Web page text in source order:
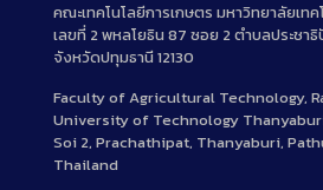
คณะเทคโนโลยีการเกษตร มหาวิทยาลัยเท
เลขที่ 2 พหลโยธิน 87 ซอย 2 ตำบลประชา
จังหวัดปทุมธานี 12130
Faculty of Agricultural Technology,
University of Technology
Soi 2, Prachathipat, Thanyaburi,
Thailand